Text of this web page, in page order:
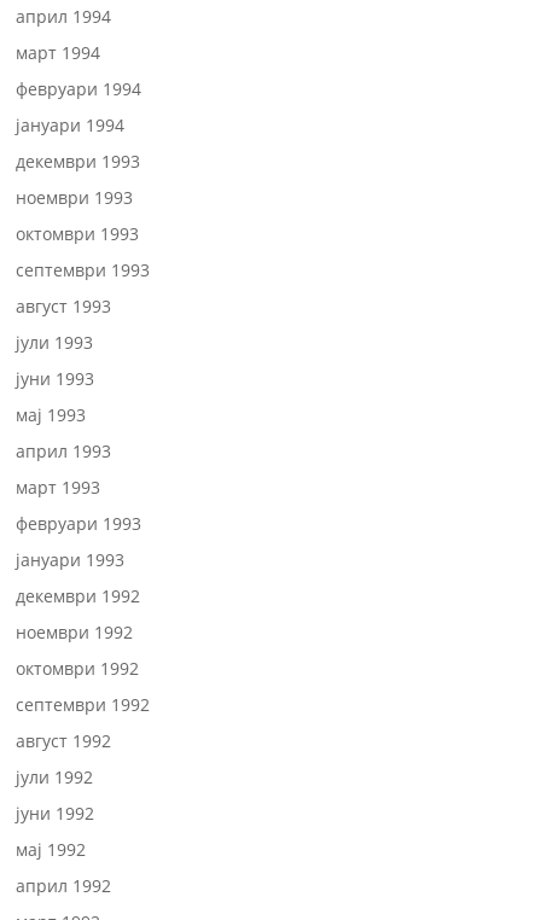
април 1994
март 1994
февруари 1994
јануари 1994
декември 1993
ноември 1993
октомври 1993
септември 1993
август 1993
јули 1993
јуни 1993
мај 1993
април 1993
март 1993
февруари 1993
јануари 1993
декември 1992
ноември 1992
октомври 1992
септември 1992
август 1992
јули 1992
јуни 1992
мај 1992
април 1992